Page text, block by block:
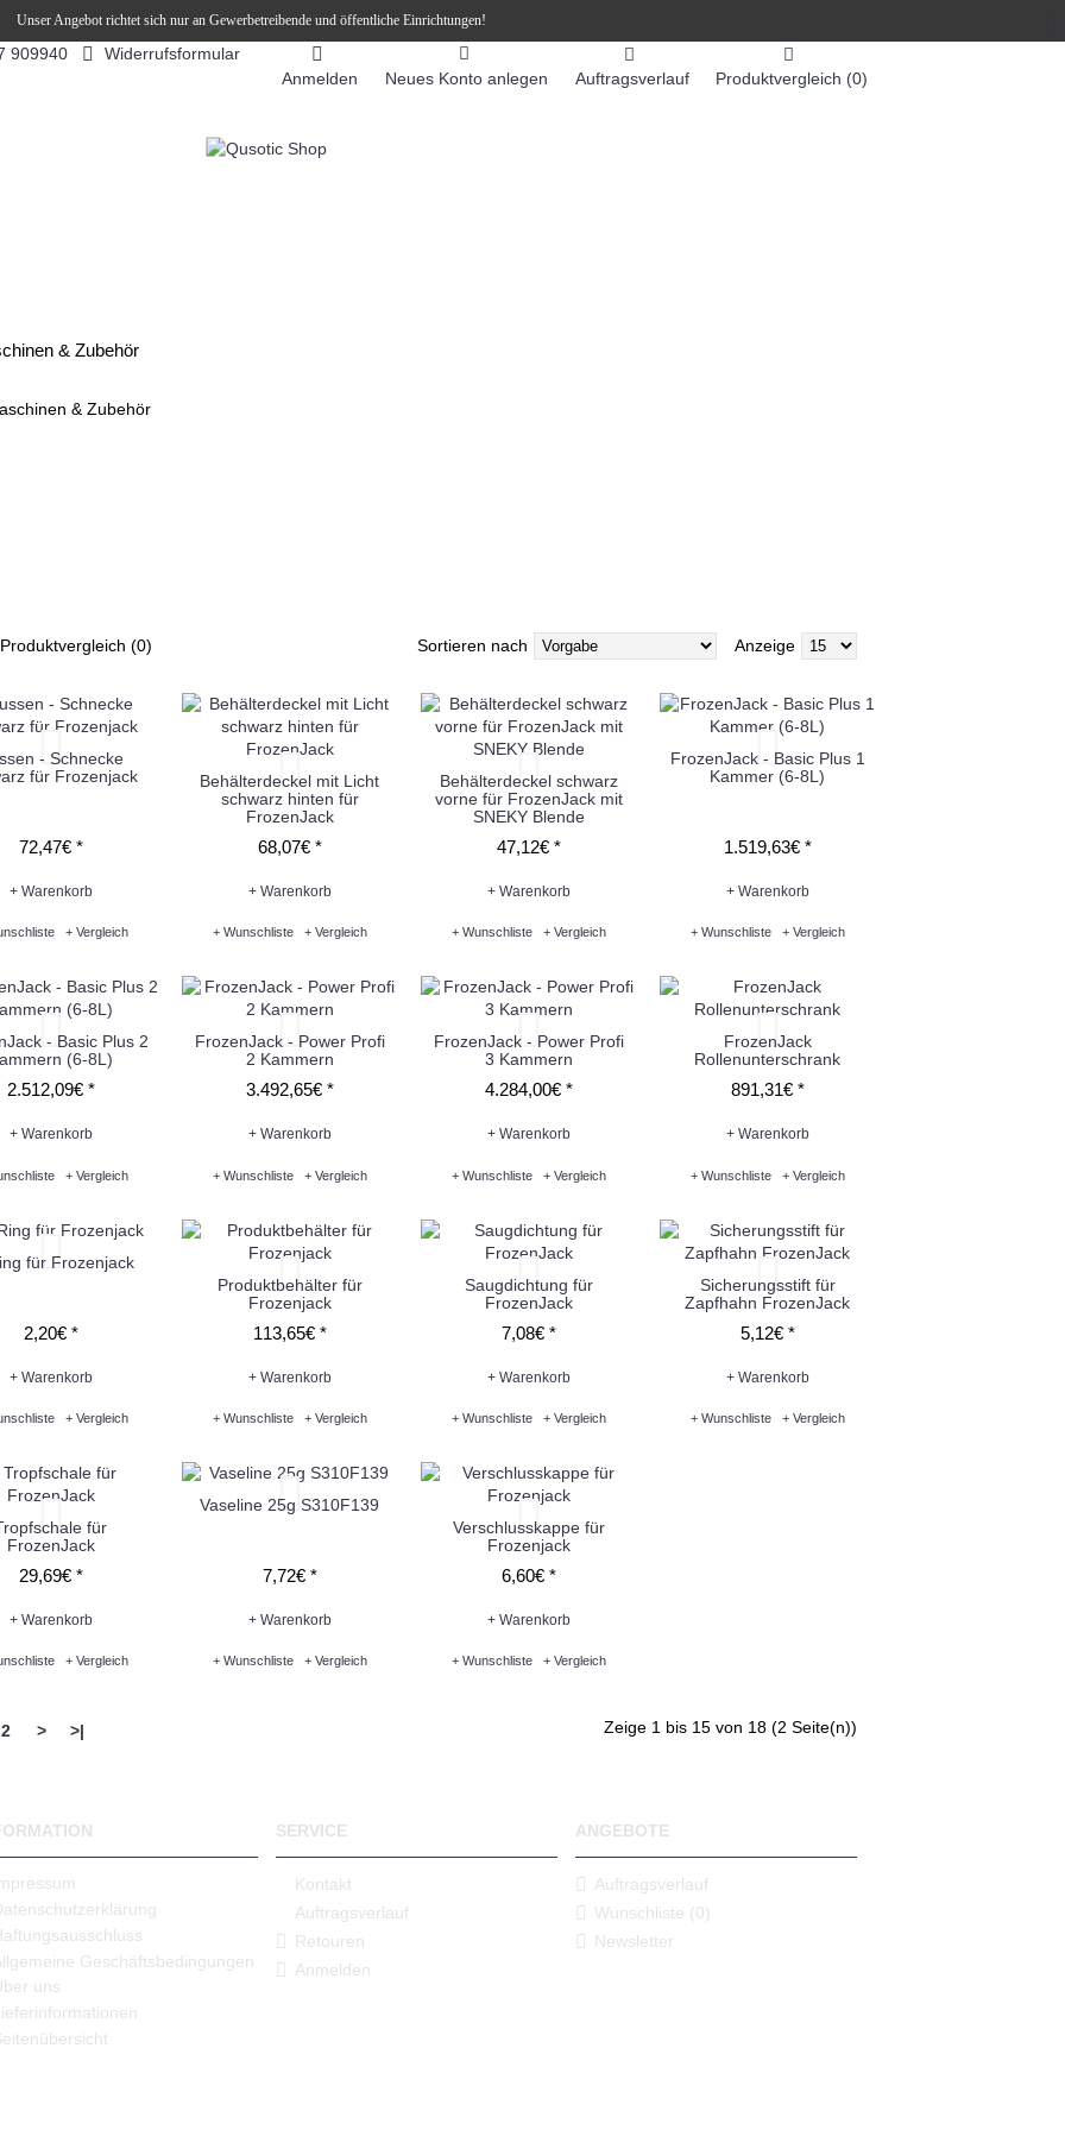
Unser Angebot richtet sich nur an Gewerbetreibende und öffentliche Einrichtungen!
909940
Widerrufsformular
Anmelden
Neues Konto anlegen Auftragsverlauf Produktvergleich (0)
& Zubehör
Produktvergleich (0) Anzeige
Sortieren nach
- Schnecke
für Frozenjack
72,47€ *
+ Warenkorb
+ Vergleich
Behälterdeckel mit Licht
schwarz hinten für
FrozenJack
68,07€ *
+ Warenkorb
+ Wunschliste + Vergleich
Behälterdeckel schwarz
vorne für FrozenJack mit
SNEKY Blende
47,12€ *
+ Warenkorb
+ Wunschliste + Vergleich
FrozenJack - Basic Plus 1
Kammer (6-8L)
1.519,63€ *
+ Warenkorb
+ Wunschliste + Vergleich
- Basic Plus 2
(6-8L)
2.512,09€ *
+ Warenkorb
+ Vergleich
FrozenJack - Power Profi
2 Kammern
3.492,65€ *
+ Warenkorb
+ Wunschliste + Vergleich
FrozenJack - Power Profi
3 Kammern
4.284,00€ *
+ Warenkorb
+ Wunschliste + Vergleich
FrozenJack
Rollenunterschrank
891,31€ *
+ Warenkorb
+ Wunschliste + Vergleich
für Frozenjack
2,20€ *
+ Warenkorb
+ Vergleich
Produktbehälter für
Frozenjack
113,65€ *
+ Warenkorb
+ Wunschliste + Vergleich
Saugdichtung für
FrozenJack
7,08€ *
+ Warenkorb
+ Wunschliste + Vergleich
Sicherungsstift für
Zapfhahn FrozenJack
5,12€ *
+ Warenkorb
+ Wunschliste + Vergleich
für
FrozenJack
29,69€ *
+ Warenkorb
+ Vergleich
Vaseline 25g S310F139
7,72€ *
+ Warenkorb
+ Wunschliste + Vergleich
Verschlusskappe für
Frozenjack
6,60€ *
+ Warenkorb
+ Wunschliste + Vergleich
2 > >| Zeige 1 bis 15 von 18 (2 Seite(n))
Geschäftsbedingungen
uns
Lieferinformationen
SERVICE
Kontakt
Auftragsverlauf
Retouren
Anmelden
ANGEBOTE
Auftragsverlauf
Wunschliste (0)
Newsletter